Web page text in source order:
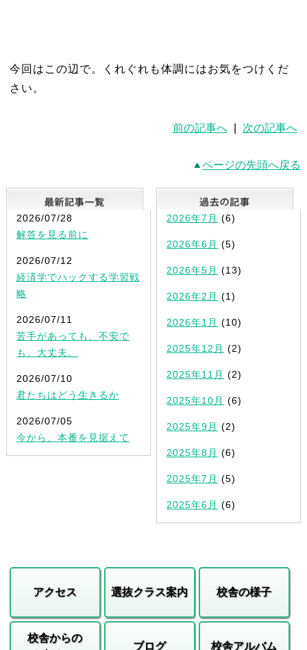
今回はこの辺で。くれぐれも体調にはお気をつけくだ
さい。
前の記事へ 次の記事へ
ページの先頭へ戻る
最新記事一覧
2026/07/28
解答を見る前に
2026/07/12
経済学でハックする学習戦
略
2026/07/11
苦手があっても、不安で
も、大丈夫。
2026/07/10
君たちはどう生きるか
2026/07/05
今から、本番を見据えて
2026年7月 (6)
2026年6月 (5)
2026年5月 (13)
2026年2月 (1)
2026年1月 (10)
2025年12月 (2)
2025年11月 (2)
2025年10月 (6)
2025年9月 (2)
2025年8月 (6)
2025年7月 (5)
2025年6月 (6)
アクセス 選抜クラス案内 校舎の様子
校舎からの
ブログ 校舎アルバム